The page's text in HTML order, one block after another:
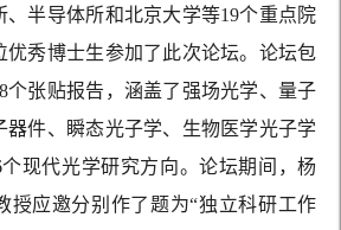
、半导体所和北京大学等19个重点院
优秀博士生参加了此次论坛。论坛包
个张贴报告，涵盖了强场光学、量子
器件、瞬态光子学、生物医学光子学
现代光学研究方向。论坛期间，杨
授应邀分别作了题为“独立科研工作